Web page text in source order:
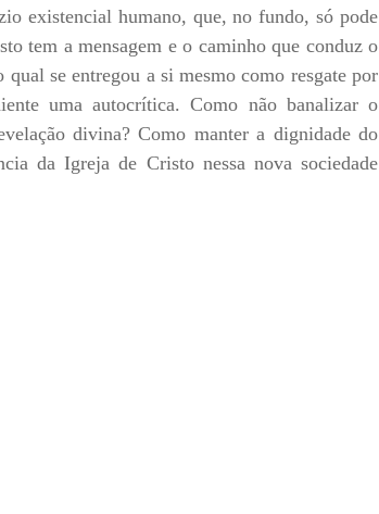
existencial humano, que, no fundo, só pode
tem a mensagem e o caminho que conduz o
se entregou a si mesmo como resgate por
uma autocrítica. Como não banalizar o
divina? Como manter a dignidade do
da Igreja de Cristo nessa nova sociedade